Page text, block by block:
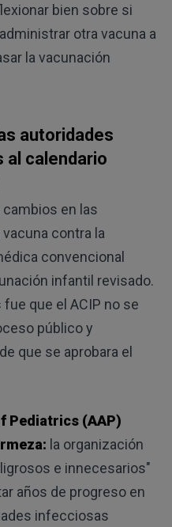
bien sobre si
otra vacuna a
la vacunación
autoridades
al calendario
en las
contra la
convencional
infantil revisado.
que el ACIP no se
público y
que se aprobara el
Pediatrics (AAP)
la organización
e innecesarios"
años de progreso en
infecciosas